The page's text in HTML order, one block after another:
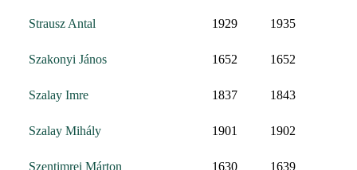
Strausz Antal 1929 1935
Szakonyi János 1652 1652
Szalay Imre 1837 1843
Szalay Mihály 1901 1902
Szentimrei Márton 1630 1639